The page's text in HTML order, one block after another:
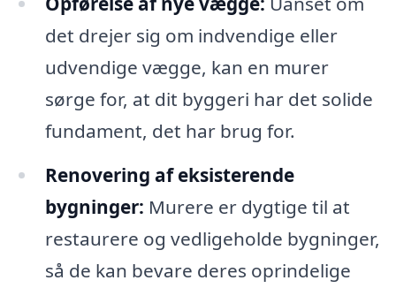
det drejer sig om indvendige eller
udvendige vægge, kan en murer
sørge for, at dit byggeri har det solide
fundament, det har brug for.
Renovering af eksisterende
bygninger: Murere er dygtige til at
restaurere og vedligeholde bygninger,
så de kan bevare deres oprindelige